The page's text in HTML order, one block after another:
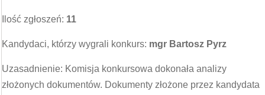
Ilość zgłoszeń: 11
Kandydaci, którzy wygrali konkurs: mgr Bartosz Pyrz
Uzasadnienie: Komisja konkursowa dokonała analizy
złożonych dokumentów. Dokumenty złożone przez kandydata